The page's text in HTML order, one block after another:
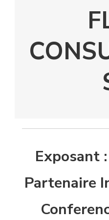
Exposant
Partenaire